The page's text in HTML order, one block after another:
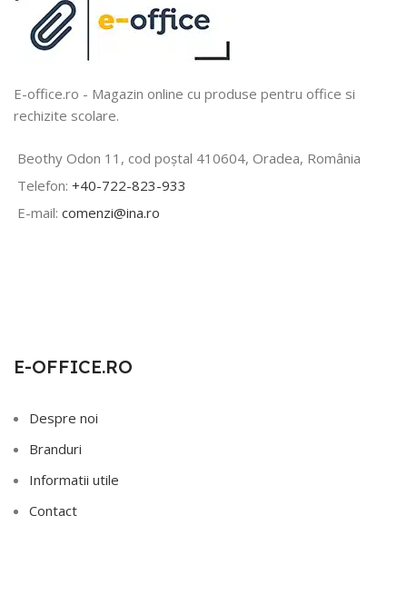
E-office.ro - Magazin online cu produse pentru office si
rechizite scolare.
Beothy Odon 11, cod poștal 410604, Oradea, România
Telefon: +40-722-823-933
E-mail: comenzi@ina.ro
E-OFFICE.RO
Despre noi
Branduri
Informatii utile
Contact